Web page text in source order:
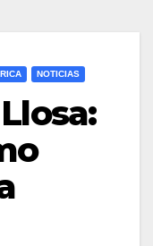
NOTICIAS